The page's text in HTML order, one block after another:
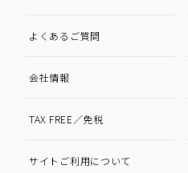
よくあるご質問
会社情報
TAX FREE／免税
サイトご利用について